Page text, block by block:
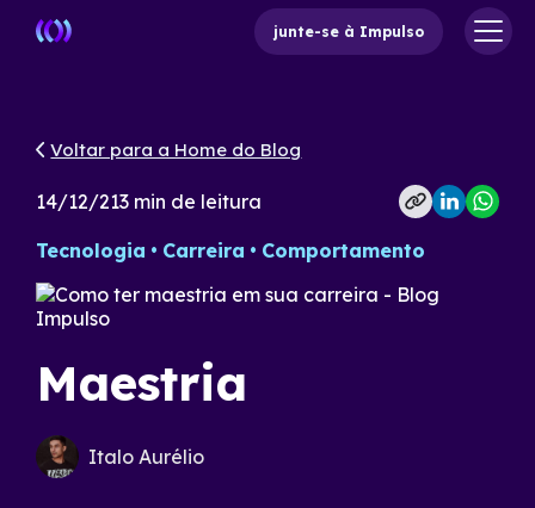
junte-se à Impulso
Voltar para a Home do Blog
14/12/213 min de leitura
Tecnologia Carreira Comportamento
Maestria
Italo Aurélio